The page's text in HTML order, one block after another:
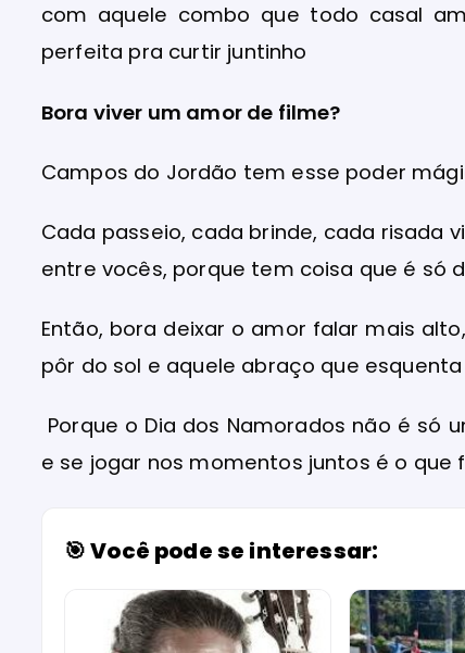
com aquele combo que todo casal
perfeita pra curtir juntinho
Bora viver um amor de filme?
Campos do Jordão tem esse poder
Cada passeio, cada brinde, cada risada
entre vocês, porque tem coisa que é só
Então, bora deixar o amor falar mais
pôr do sol e aquele abraço que
Porque o Dia dos Namorados não é
e se jogar nos momentos juntos é o que
🎯 Você pode se interessar: